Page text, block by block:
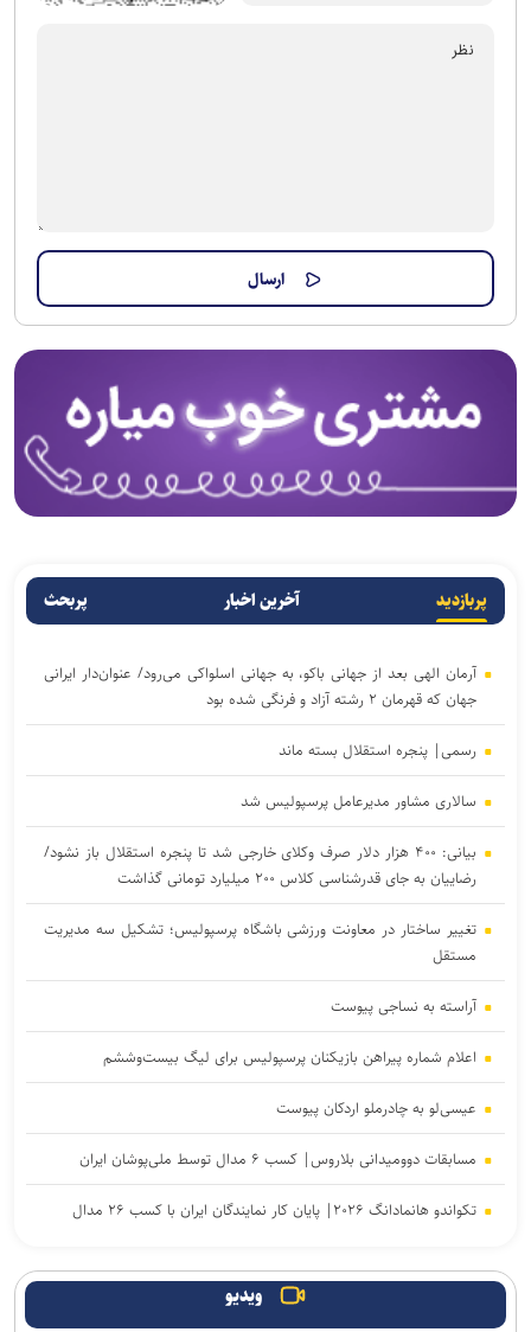
پربازدید آخرین اخبار پربحث
آرمان الهی بعد از جهانی باکو، به جهانی اسلواکی می‌رود/ عنوان‌دار ایرانی
جهان که قهرمان ۲ رشته آزاد و فرنگی شده بود
رسمی| پنجره استقلال بسته ماند
سالاری مشاور مدیرعامل پرسپولیس شد
بیانی: ۴۰۰ هزار دلار صرف وکلای خارجی شد تا پنجره استقلال باز نشود/
رضاییان به جای قدرشناسی کلاس ۲۰۰ میلیارد تومانی گذاشت
تغییر ساختار در معاونت ورزشی باشگاه پرسپولیس؛ تشکیل سه مدیریت
مستقل
آراسته به نساجی پیوست
اعلام شماره پیراهن بازیکنان پرسپولیس برای لیگ بیست‌وششم
عیسی‌لو به چادرملو اردکان پیوست
مسابقات دوومیدانی بلاروس| کسب ۶ مدال توسط ملی‌پوشان ایران
تکواندو هانمادانگ ۲۰۲۶| پایان کار نمایندگان ایران با کسب ۲۶ مدال
رسمی؛ عالیشاه به گل‌گهر پیوست
ویدیو